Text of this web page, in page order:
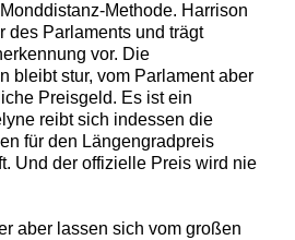
Methode. Harrison
des Parlaments und trägt
vor. Die
bleibt stur, vom Parlament aber
Preisgeld. Es ist ein
reibt sich indessen die
für den Längengradpreis
Und der offizielle Preis wird nie
aber lassen sich vom großen